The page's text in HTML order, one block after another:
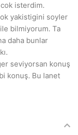
isterdim.
yakistigini soyler
bilmiyorum. Ta
daha bunlar
seviyorsan konuş
konuş. Bu lanet